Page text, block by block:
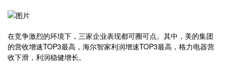
在竞争激烈的环境下，三家企业表现都可圈可点。其中，美的集团
的营收增速TOP3最高，海尔智家利润增速TOP3最高，格力电器营
收下滑，利润稳健增长。